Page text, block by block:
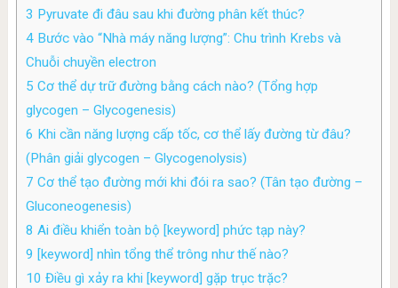
3 Pyruvate đi đâu sau khi đường phân kết thúc?
4Bước vào “Nhà máy năng lượng”: Chu trình Krebs và
Chuỗi chuyền electron
5 Cơ thể dự trữ đường bằng cách nào? (Tổng hợp
glycogen – Glycogenesis)
6 Khi cần năng lượng cấp tốc, cơ thể lấy đường từ đâu?
(Phân giải glycogen – Glycogenolysis)
7 Cơ thể tạo đường mới khi đói ra sao? (Tân tạo đường –
Gluconeogenesis)
8 Ai điều khiển toàn bộ [keyword] phức tạp này?
9 [keyword] nhìn tổng thể trông như thế nào?
10 Điều gì xảy ra khi [keyword] gặp trục trặc?